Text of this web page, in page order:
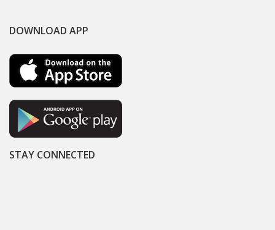
DOWNLOAD APP
STAY CONNECTED